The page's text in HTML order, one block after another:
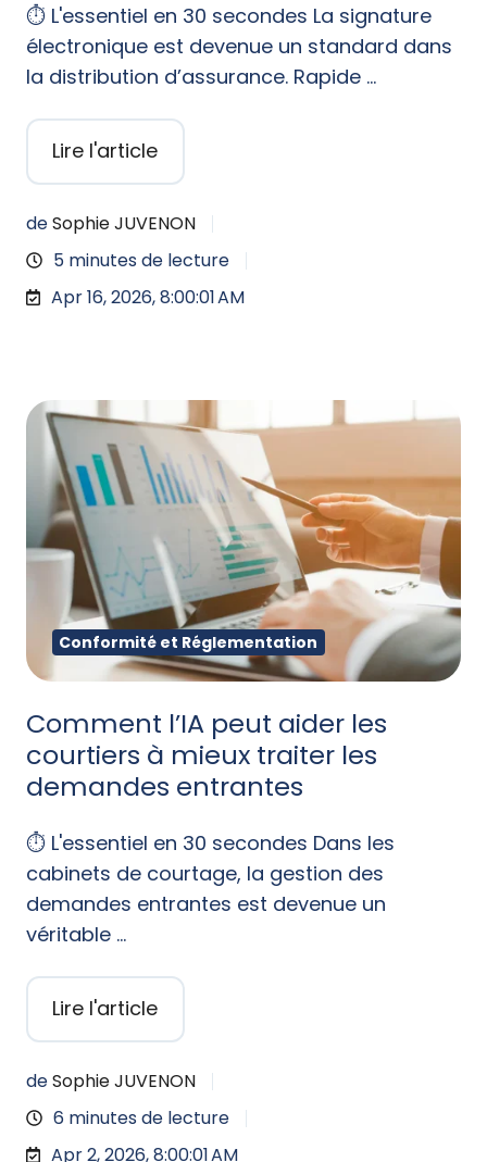
⏱️ L'essentiel en 30 secondes La signature
électronique est devenue un standard dans
la distribution d’assurance. Rapide …
Lire l'article
deSophie JUVENON
5 minutes de lecture
Apr 16, 2026, 8:00:01 AM
Comment l’IA peut aider les
courtiers à mieux traiter les
demandes entrantes
⏱️ L'essentiel en 30 secondes Dans les
cabinets de courtage, la gestion des
demandes entrantes est devenue un
véritable …
Lire l'article
deSophie JUVENON
6 minutes de lecture
Apr 2, 2026, 8:00:01 AM
Conformité et Réglementation